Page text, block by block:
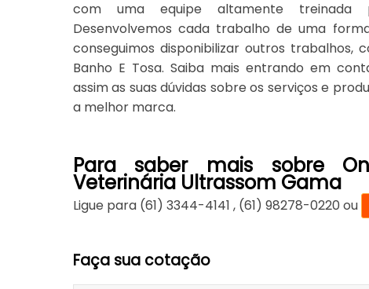
com uma equipe altamente treinada
Desenvolvemos cada trabalho de uma
conseguimos disponibilizar outros trabalhos,
Banho E Tosa. Saiba mais entrando em
assim as suas dúvidas sobre os serviços e
a melhor marca.
Para saber mais sobre
Veterinária Ultrassom Gama
Ligue para (61) 3344-4141 , (61) 98278-0220 ou
Faça sua cotação